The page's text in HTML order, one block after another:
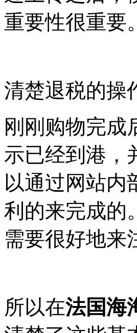
重要性很重要。
清楚退税的操
刚刚购物完成
示已经到港，
以通过网站内
利的来完成的
需要很好地来
所以在法国海